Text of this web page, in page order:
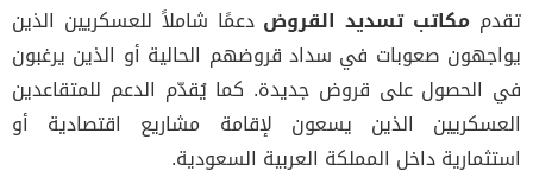
تقدم مكاتب تسديد القروض دعمًا شاملاً للعسكريين الذين
يواجهون صعوبات في سداد قروضهم الحالية أو الذين يرغبون
في الحصول على قروض جديدة. كما يُقدّم الدعم للمتقاعدين
العسكريين الذين يسعون لإقامة مشاريع اقتصادية أو
استثمارية داخل المملكة العربية السعودية.